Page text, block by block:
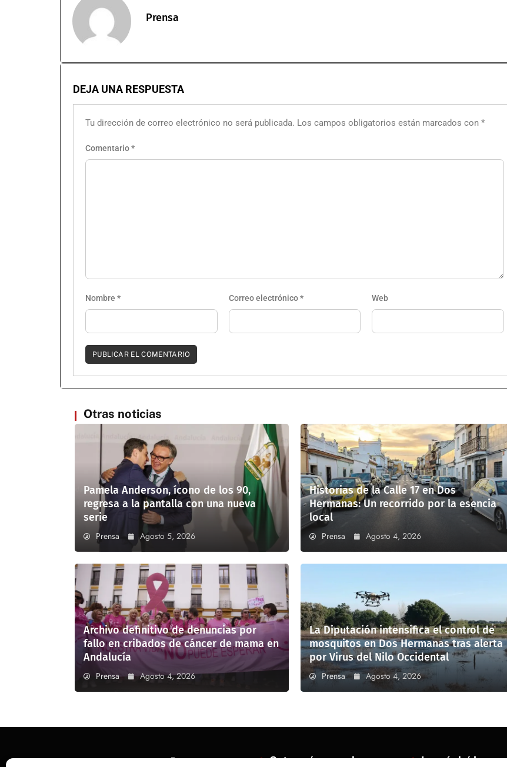
Prensa
DEJA UNA RESPUESTA
Tu dirección de correo electrónico no será publicada. Los campos obligatorios están marcados con *
Comentario*
Nombre * Correo electrónico* Web
Otras noticias
Pamela Anderson, ícono de los 90,
regresa a la pantalla con una nueva
serie
Prensa Agosto 5, 2026
Historias de la Calle 17 en Dos
Hermanas: Un recorrido por la esencia
local
Prensa Agosto 4, 2026
Archivo definitivo de denuncias por
fallo en cribados de cáncer de mama en
Andalucía
Prensa Agosto 4, 2026
La Diputación intensifica el control de
mosquitos en Dos Hermanas tras alerta
por Virus del Nilo Occidental
Prensa Agosto 4, 2026
Categorías populares Lo más leído